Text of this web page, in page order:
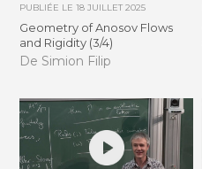
PUBLIÉE LE18 JUILLET 2025
Geometry of Anosov Flows
and Rigidity (3/4)
De Simion Filip